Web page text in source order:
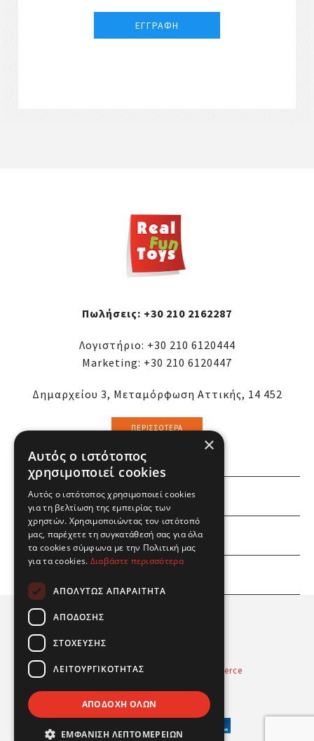
Πωλήσεις: +30 210 2162287
Λογιστήριο: +30 210 6120444
Marketing: +30 210 6120447
Δημαρχείου 3, Μεταμόρφωση Αττικής, 14 452
ΠΕΡΙΣΣΌΤΕΡΑ
ΕΜΕΙΣ
ΕΣΕΙΣ
Powered byRadicode
nopCommerce
×
Αυτός ο ιστότοπος
χρησιμοποιεί cookies
Αυτός ο ιστότοπος χρησιμοποιεί cookies
για τη βελτίωση της εμπειρίας των
χρηστών. Χρησιμοποιώντας τον ιστότοπό
μας, παρέχετε τη συγκατάθεσή σας για όλα
τα cookies σύμφωνα με την Πολιτική μας
για τα cookies. Διαβάστε περισσότερα
ΑΠΟΛΎΤΩΣ ΑΠΑΡΑΊΤΗΤΑ
ΑΠΌΔΟΣΗΣ
ΣΤΌΧΕΥΣΗΣ
ΛΕΙΤΟΥΡΓΙΚΌΤΗΤΑΣ
ΑΠΟΔΟΧΉ ΌΛΩΝ
ΕΜΦΆΝΙΣΗ ΛΕΠΤΟΜΕΡΕΙΏΝ